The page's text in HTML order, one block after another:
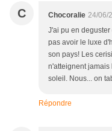
C Chocoralie 24/06/
J'ai pu en
pas avoir le luxe
son pays! Les
n'atteignent jamais
soleil. Nous... on
Répondre